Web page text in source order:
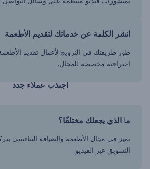
انشر الكلمة عن خدماتك لتقديم الأطعمة
طور طريقتك في الترويج لأعمال تقديم
احترافية مخصصة للمجال.
اجتذب عملاء جدد
ما الذي يجعلك مختلفًا؟
تميز في مجال الأطعمة والضيافة التنافسي
التسويق عبر الفيديو.